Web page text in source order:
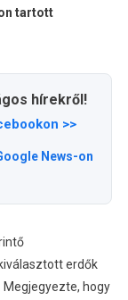
tartott
hírekről!
>>
News-on
erdők
hogy